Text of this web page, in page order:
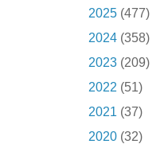
2025 (477)
2024 (358)
2023 (209)
2022 (51)
2021 (37)
2020 (32)